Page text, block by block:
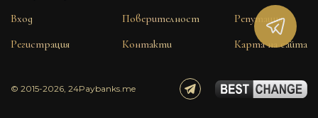
Вход
Регистрация
Поверителност
Контакти
Репутация
Карта на сайта
© 2015-2026, 24Paybanks.me